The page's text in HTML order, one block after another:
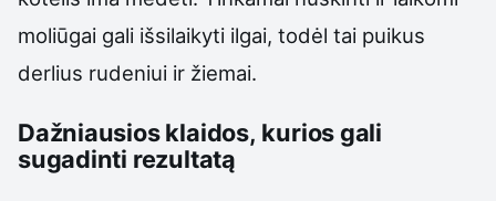
moliūgai gali išsilaikyti ilgai, todėl tai puikus
derlius rudeniui ir žiemai.
Dažniausios klaidos, kurios gali
sugadinti rezultatą